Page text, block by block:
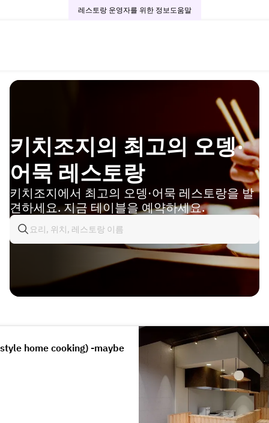
레스토랑 운영자를 위한 정보도움말
키치조지의 최고의 오뎅·
어묵 레스토랑
키치조지에서 최고의 오뎅·어묵 레스토랑을 발
견하세요. 지금 테이블을 예약하세요.
home cooking) -maybe